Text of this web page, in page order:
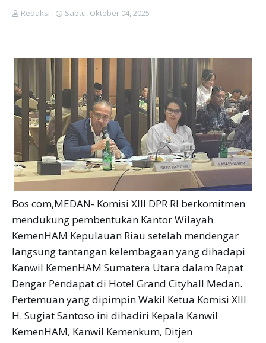
Redaksi Sabtu, Oktober 04, 2025
Bos com,MEDAN- Komisi XIII DPR RI berkomitmen
mendukung pembentukan Kantor Wilayah
KemenHAM Kepulauan Riau setelah mendengar
langsung tantangan kelembagaan yang dihadapi
Kanwil KemenHAM Sumatera Utara dalam Rapat
Dengar Pendapat di Hotel Grand Cityhall Medan.
Pertemuan yang dipimpin Wakil Ketua Komisi XIII
H. Sugiat Santoso ini dihadiri Kepala Kanwil
KemenHAM, Kanwil Kemenkum, Ditjen